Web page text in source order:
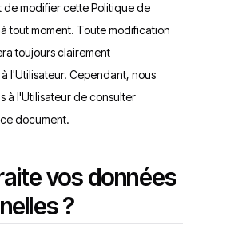
de modifier cette Politique de
tout moment. Toute modification
toujours clairement
l'Utilisateur. Cependant, nous
à l'Utilisateur de consulter
document.
vos données
?